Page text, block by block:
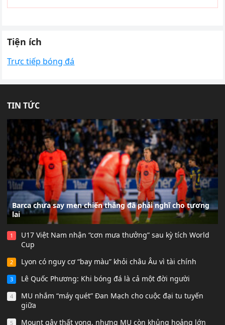
Tiện ích
Trực tiếp bóng đá
TIN TỨC
Barca chưa say men chiến thắng đã phải nghĩ cho tương
lai
1
U17 Việt Nam nhận “cơn mưa thưởng” sau kỳ tích World
Cup
2 Lyon có nguy cơ “bay màu” khỏi châu Âu vì tài chính
3 Lê Quốc Phương: Khi bóng đá là cả một đời người
4
MU nhắm “máy quét” Đan Mạch cho cuộc đại tu tuyến
giữa
5 Mount gây thất vọng, nhưng MU còn khủng hoảng lớn